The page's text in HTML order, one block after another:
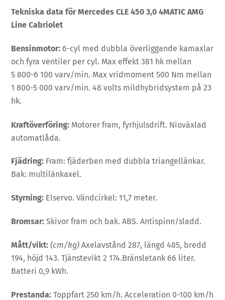
Tekniska data för Mercedes CLE 450 3,0 4MATIC AMG
Line Cabriolet
Bensinmotor: 6-cyl med dubbla överliggande kamaxlar
och fyra ventiler per cyl. Max effekt 381 hk mellan
5 800-6 100 varv/min. Max vridmoment 500 Nm mellan
1 800-5 000 varv/min. 48 volts mildhybridsystem på 23
hk.
Kraftöverföring: Motorer fram, fyrhjulsdrift. Nioväxlad
automatlåda.
Fjädring: Fram: fjäderben med dubbla triangellänkar.
Bak: multilänkaxel.
Styrning: Elservo. Vändcirkel: 11,7 meter.
Bromsar: Skivor fram och bak. ABS. Antispinn/sladd.
Mått/vikt: (cm/kg)Axelavstånd 287, längd 485, bredd
194, höjd 143. Tjänstevikt 2 174.Bränsletank 66 liter.
Batteri 0,9 kWh.
Prestanda:Toppfart 250 km/h. Acceleration 0-100 km/h